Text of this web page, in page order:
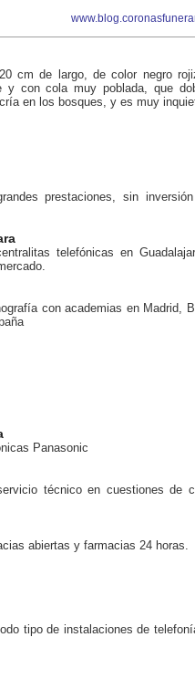
cm de largo, de color negro
y con cola muy poblada, que
en los bosques, y es muy
prestaciones, sin
telefónicas en
con academias en Madrid,
Panasonic
técnico en cuestiones de
abiertas y farmacias 24 horas.
tipo de instalaciones de